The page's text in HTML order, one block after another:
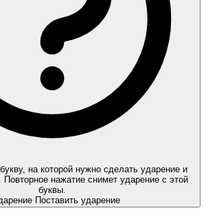
на которой нужно сделать ударение и
Повторное нажатие снимет ударение с этой
буквы.
Поставить ударение